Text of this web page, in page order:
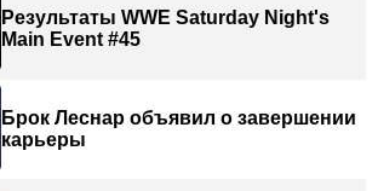
Результаты WWE Saturday Night's
Main Event #45
Брок Леснар объявил о завершении
карьеры